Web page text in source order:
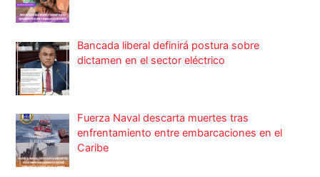
Bancada liberal definirá postura sobre
dictamen en el sector eléctrico
Fuerza Naval descarta muertes tras
enfrentamiento entre embarcaciones en el
Caribe